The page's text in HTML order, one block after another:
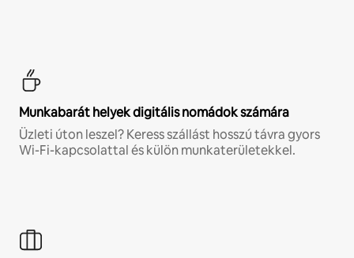
Munkabarát helyek digitális nomádok számára
Üzleti úton leszel? Keress szállást hosszú távra gyors
Wi-Fi-kapcsolattal és külön munkaterületekkel.